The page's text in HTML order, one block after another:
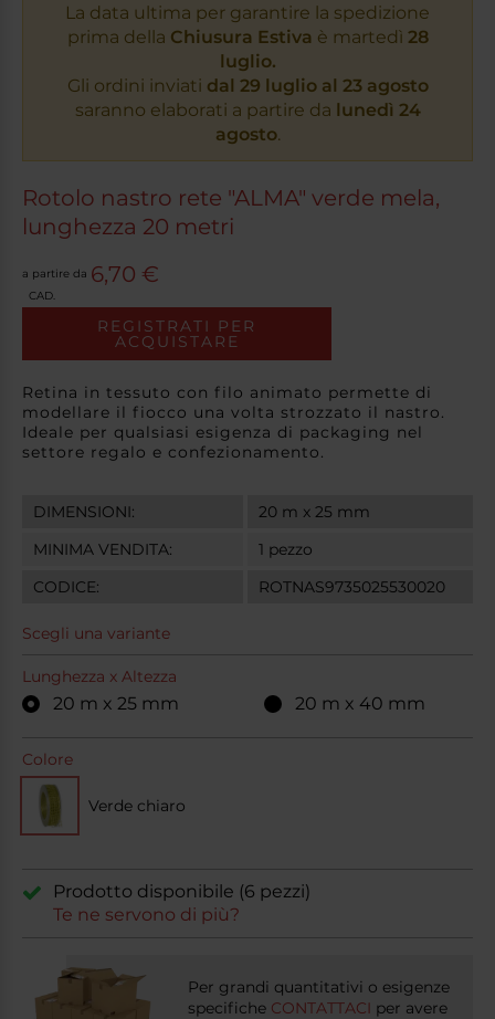
La data ultima per garantire la spedizione
prima della Chiusura Estiva è martedì 28
luglio.
Gli ordini inviati dal 29 luglio al 23 agosto
saranno elaborati a partire da lunedì 24
agosto.
Rotolo nastro rete "ALMA" verde mela,
lunghezza 20 metri
a partire da 6,70 €
CAD.
REGISTRATI PER
ACQUISTARE
Retina in tessuto con filo animato permette di
modellare il fiocco una volta strozzato il nastro.
Ideale per qualsiasi esigenza di packaging nel
settore regalo e confezionamento.
DIMENSIONI:
20 m x 25 mm
MINIMA VENDITA:
1 pezzo
CODICE:
ROTNAS9735025530020
Scegli una variante
Lunghezza x Altezza
20 m x 25 mm 20 m x 40 mm
Colore
Verde chiaro
Prodotto disponibile (6 pezzi)
Te ne servono di più?
Per grandi quantitativi o esigenze
specifiche CONTATTACI per avere